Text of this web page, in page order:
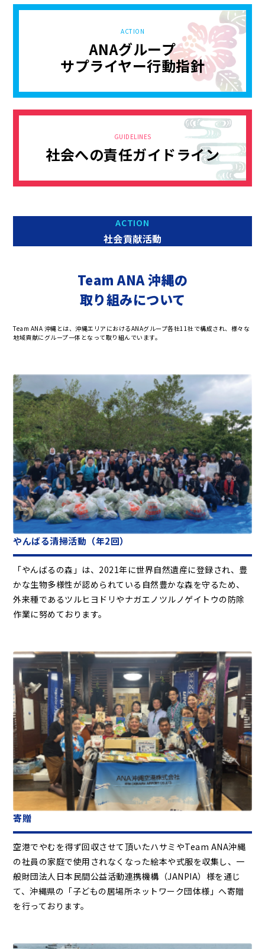
ACTION
ANAグループ
サプライヤー行動指針
GUIDELINES
社会への責任ガイドライン
ACTION
社会貢献活動
Team ANA 沖縄の
取り組みについて
Team ANA 沖縄とは、沖縄エリアにおけるANAグループ各社11社で構成され、様々な
地域貢献にグループ一体となって取り組んでいます。
やんばる清掃活動（年2回）
「やんばるの森」は、2021年に世界自然遺産に登録され、豊
かな生物多様性が認められている自然豊かな森を守るため、
外来種であるツルヒヨドリやナガエノツルノゲイトウの防除
作業に努めております。
寄贈
空港でやむを得ず回収させて頂いたハサミやTeam ANA沖縄
の社員の家庭で使用されなくなった絵本や式服を収集し、一
般財団法人日本民間公益活動連携機構（JANPIA）様を通じ
て、沖縄県の「子どもの居場所ネットワーク団体様」へ寄贈
を行っております。